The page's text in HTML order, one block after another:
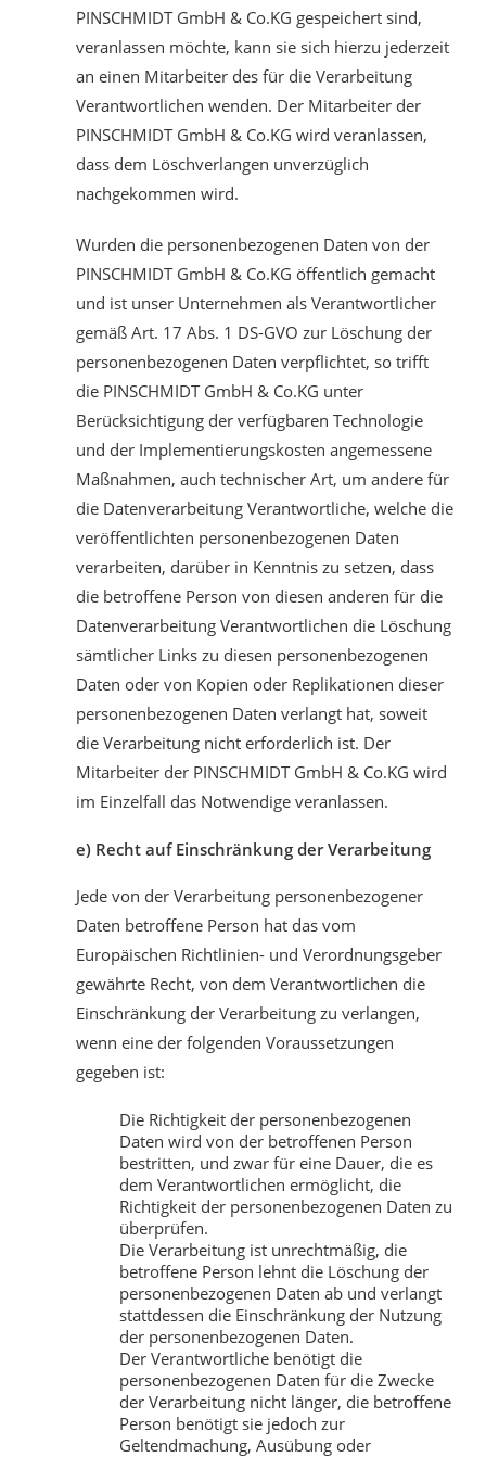
PINSCHMIDT GmbH & Co.KG gespeichert sind,
veranlassen möchte, kann sie sich hierzu jederzeit
an einen Mitarbeiter des für die Verarbeitung
Verantwortlichen wenden. Der Mitarbeiter der
PINSCHMIDT GmbH & Co.KG wird veranlassen,
dass dem Löschverlangen unverzüglich
nachgekommen wird.
Wurden die personenbezogenen Daten von der
PINSCHMIDT GmbH & Co.KG öffentlich gemacht
und ist unser Unternehmen als Verantwortlicher
gemäß Art. 17 Abs. 1 DS-GVO zur Löschung der
personenbezogenen Daten verpflichtet, so trifft
die PINSCHMIDT GmbH & Co.KG unter
Berücksichtigung der verfügbaren Technologie
und der Implementierungskosten angemessene
Maßnahmen, auch technischer Art, um andere für
die Datenverarbeitung Verantwortliche, welche die
veröffentlichten personenbezogenen Daten
verarbeiten, darüber in Kenntnis zu setzen, dass
die betroffene Person von diesen anderen für die
Datenverarbeitung Verantwortlichen die Löschung
sämtlicher Links zu diesen personenbezogenen
Daten oder von Kopien oder Replikationen dieser
personenbezogenen Daten verlangt hat, soweit
die Verarbeitung nicht erforderlich ist. Der
Mitarbeiter der PINSCHMIDT GmbH & Co.KG wird
im Einzelfall das Notwendige veranlassen.
e) Recht auf Einschränkung der Verarbeitung
Jede von der Verarbeitung personenbezogener
Daten betroffene Person hat das vom
Europäischen Richtlinien- und Verordnungsgeber
gewährte Recht, von dem Verantwortlichen die
Einschränkung der Verarbeitung zu verlangen,
wenn eine der folgenden Voraussetzungen
gegeben ist:
Die Richtigkeit der personenbezogenen
Daten wird von der betroffenen Person
bestritten, und zwar für eine Dauer, die es
dem Verantwortlichen ermöglicht, die
Richtigkeit der personenbezogenen Daten zu
überprüfen.
Die Verarbeitung ist unrechtmäßig, die
betroffene Person lehnt die Löschung der
personenbezogenen Daten ab und verlangt
stattdessen die Einschränkung der Nutzung
der personenbezogenen Daten.
Der Verantwortliche benötigt die
personenbezogenen Daten für die Zwecke
der Verarbeitung nicht länger, die betroffene
Person benötigt sie jedoch zur
Geltendmachung, Ausübung oder